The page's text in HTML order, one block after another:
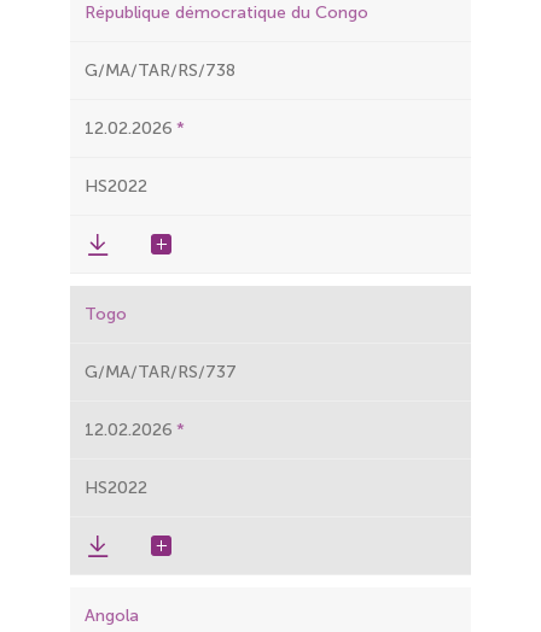
République démocratique du Congo
G/MA/TAR/RS/738
12.02.2026
HS2022
Togo
G/MA/TAR/RS/737
12.02.2026
HS2022
Angola